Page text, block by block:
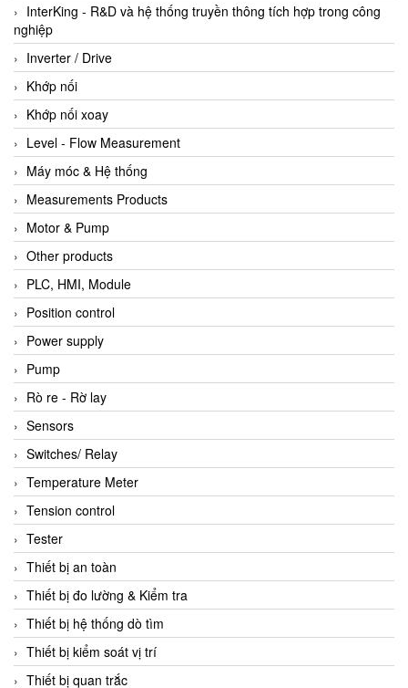
InterKing - R&D và hệ thống truyền thông tích hợp trong công
nghiệp
Inverter / Drive
Khớp nối
Khớp nối xoay
Level - Flow Measurement
Máy móc & Hệ thống
Measurements Products
Motor & Pump
Other products
PLC, HMI, Module
Position control
Power supply
Pump
Rò re - Rờ lay
Sensors
Switches/ Relay
Temperature Meter
Tension control
Tester
Thiết bị an toàn
Thiết bị đo lường & Kiểm tra
Thiết bị hệ thống dò tìm
Thiết bị kiểm soát vị trí
Thiết bị quan trắc